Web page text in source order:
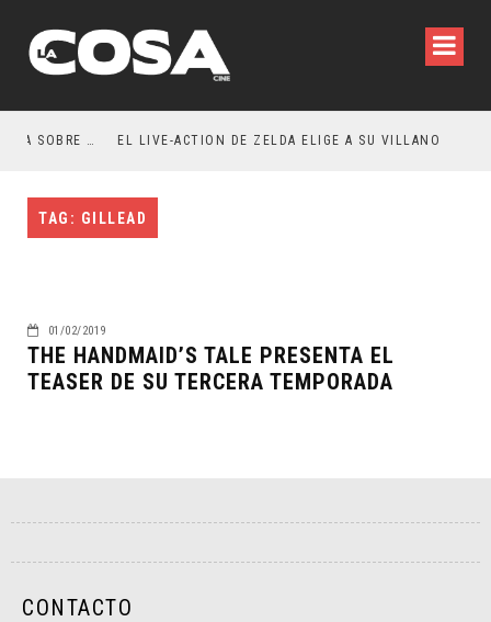
RESEÑA LA INVITACIÓN: OLIVIA WILDE REFLEXIONA SOBRE LA VIDA CONYUGAL EL LIVE-ACTION DE ZELDA ELIGE A SU VILLANO
TAG: GILLEAD
01/02/2019
THE HANDMAID’S TALE PRESENTA EL
TEASER DE SU TERCERA TEMPORADA
CONTACTO